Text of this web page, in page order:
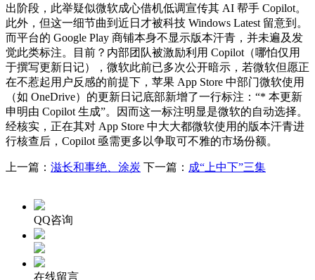
出阶段，此举疑似微软成心借机低调宣传其 AI 帮手 Copilot。
此外，但这一细节曲到近日才被科技 Windows Latest 留意到。
而平台的 Google Play 商铺本身不显示版本汗青，并未遍及发
觉此类标注。目前？内部团队被激励利用 Copilot（哪怕仅用
于撰写更新日记），微软此前已多次公开暗示，若微软但愿正
在不惹起用户反感的前提下，苹果 App Store 中部门微软使用
（如 OneDrive）的更新日记底部新增了一行标注：“* 本更新
申明由 Copilot 生成”。因而这一标注明显是微软的自动选择。
经核实，正在其对 App Store 中大大都微软使用的版本汗青进
行核查后，Copilot 亟需更多以争取可不雅的市场份额。
上一篇： 滋长和事绝、涂炭 下一篇： 成“上中下”三集
QQ咨询
在线留言